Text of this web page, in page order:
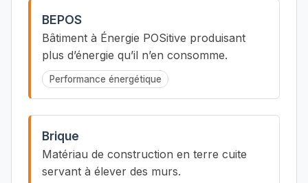
BEPOS
Bâtiment à Énergie POSitive produisant
plus d’énergie qu’il n’en consomme.
Performance énergétique
Brique
Matériau de construction en terre cuite
servant à élever des murs.